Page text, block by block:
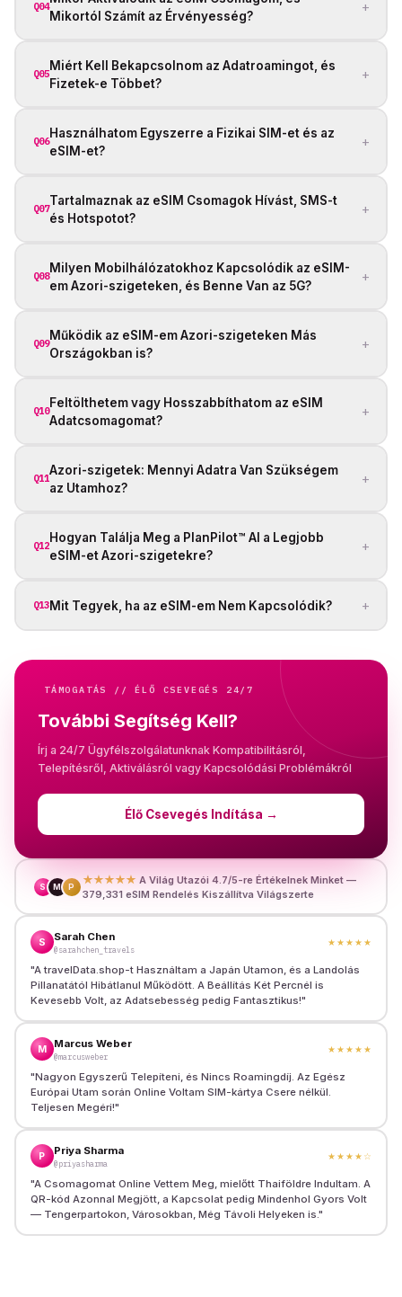
Q04
Mikortól Számít az Érvényesség?
+
Q05
Miért Kell Bekapcsolnom az Adatroamingot, és
Fizetek-e Többet?
+
Q06
Használhatom Egyszerre a Fizikai SIM-et és az
eSIM-et?
+
Q07
Tartalmaznak az eSIM Csomagok Hívást, SMS-t
és Hotspotot?
+
Q08
Milyen Mobilhálózatokhoz Kapcsolódik az eSIM-
em Azori-szigeteken, és Benne Van az 5G?
+
Q09
Működik az eSIM-em Azori-szigeteken Más
Országokban is?
+
Q10
Feltölthetem vagy Hosszabbíthatom az eSIM
Adatcsomagomat?
+
Q11
Azori-szigetek: Mennyi Adatra Van Szükségem
az Utamhoz?
+
Q12
Hogyan Találja Meg a PlanPilot™ AI a Legjobb
eSIM-et Azori-szigetekre?
+
Q13Mit Tegyek, ha az eSIM-em Nem Kapcsolódik? +
TÁMOGATÁS // ÉLŐ CSEVEGÉS 24/7
További Segítség Kell?
Írj a 24/7 Ügyfélszolgálatunknak Kompatibilitásról,
Telepítésről, Aktiválásról vagy Kapcsolódási Problémákról
Élő Csevegés Indítása →
S M P
★★★★★ A Világ Utazói 4.7/5-re Értékelnek Minket —
379,331 eSIM Rendelés Kiszállítva Világszerte
S Sarah Chen
@sarahchen_travels
★★★★★
"A travelData.shop-t Használtam a Japán Utamon, és a Landolás
Pillanatától Hibátlanul Működött. A Beállítás Két Percnél is
Kevesebb Volt, az Adatsebesség pedig Fantasztikus!"
M Marcus Weber
@marcusweber
★★★★★
"Nagyon Egyszerű Telepíteni, és Nincs Roamingdíj. Az Egész
Európai Utam során Online Voltam SIM-kártya Csere nélkül.
Teljesen Megéri!"
P Priya Sharma
@priyasharma
★★★★ ☆
"A Csomagomat Online Vettem Meg, mielőtt Thaiföldre Indultam. A
QR-kód Azonnal Megjött, a Kapcsolat pedig Mindenhol Gyors Volt
— Tengerpartokon, Városokban, Még Távoli Helyeken is. "